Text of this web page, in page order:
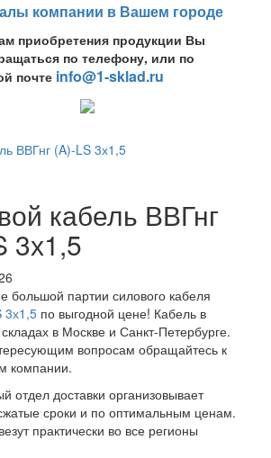
приобретения продукции Вы
по телефону, или по
почте info@1-sklad.ru
ВВГнг (A)-LS 3х1,5
кабель ВВГнг
3х1,5
большой партии силового кабеля
3х1,5 по выгодной цене! Кабель в
в Москве и Санкт-Петербурге.
вопросам обращайтесь к
компании.
отдел доставки организовывает
сроки и по оптимальным ценам.
практически во все регионы